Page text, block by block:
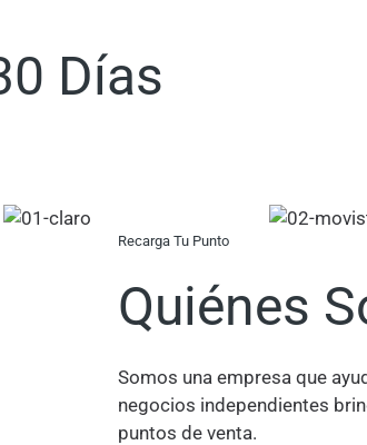
Días
Recarga Tu Punto
Quiénes
Somos una empresa que
negocios independientes
puntos de venta.